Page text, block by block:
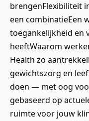
brengenFlexibiliteit
een combinatieEen
toegankelijkheid en
heeftWaarom
Health zo
gewichtszorg en
doen — met oog
gebaseerd op
ruimte voor jouw